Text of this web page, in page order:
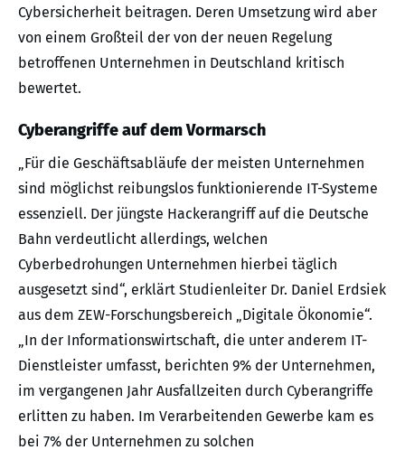
Cybersicherheit beitragen. Deren Umsetzung wird aber
von einem Großteil der von der neuen Regelung
betroffenen Unternehmen in Deutschland kritisch
bewertet.
Cyberangriffe auf dem Vormarsch
„Für die Geschäftsabläufe der meisten Unternehmen
sind möglichst reibungslos funktionierende IT-Systeme
essenziell. Der jüngste Hackerangriff auf die Deutsche
Bahn verdeutlicht allerdings, welchen
Cyberbedrohungen Unternehmen hierbei täglich
ausgesetzt sind“, erklärt Studienleiter Dr. Daniel Erdsiek
aus dem ZEW-Forschungsbereich „Digitale Ökonomie“.
„In der Informationswirtschaft, die unter anderem IT-
Dienstleister umfasst, berichten 9% der Unternehmen,
im vergangenen Jahr Ausfallzeiten durch Cyberangriffe
erlitten zu haben. Im Verarbeitenden Gewerbe kam es
bei 7% der Unternehmen zu solchen